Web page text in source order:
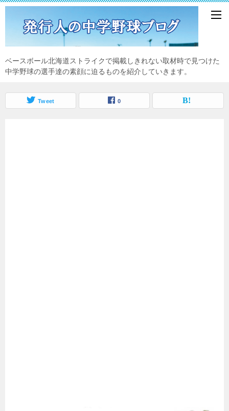
ベースボール北海道ストライクで掲載しきれない取材時で見つけた
中学野球の選手達の素顔に迫るものを紹介していきます。
Tweet 0